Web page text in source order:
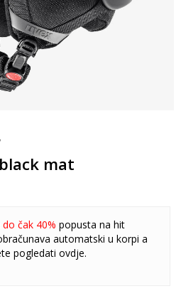
mat
do čak 40% popusta na hit
automatski u korpi a
pogledati ovdje.